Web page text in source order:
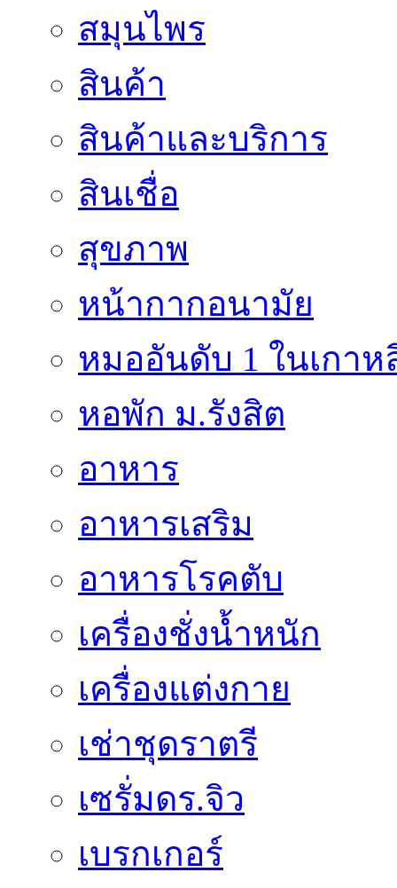
สมุนไพร
สินค้า
สินค้าและบริการ
สินเชื่อ
สุขภาพ
หน้ากากอนามัย
หมออันดับ 1 ในเกาห
หอพัก ม.รังสิต
อาหาร
อาหารเสริม
อาหารโรคตับ
เครื่องชั่งน้ำหนัก
เครื่องแต่งกาย
เช่าชุดราตรี
เซรั่มดร.จิว
เบรกเกอร์